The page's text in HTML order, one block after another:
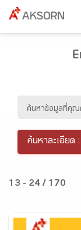
ค้นหาละเอียด :
13 - 24 / 170